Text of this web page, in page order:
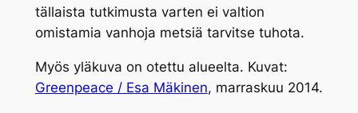
tällaista tutkimusta varten ei valtion
omistamia vanhoja metsiä tarvitse tuhota.
Myös yläkuva on otettu alueelta. Kuvat:
Greenpeace / Esa Mäkinen, marraskuu 2014.